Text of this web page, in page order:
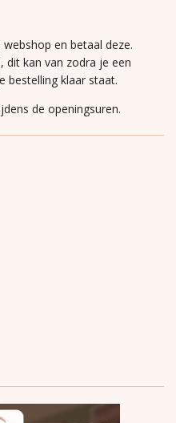
en betaal deze.
dit kan van zodra je een
bestelling klaar staat.
de openingsuren.